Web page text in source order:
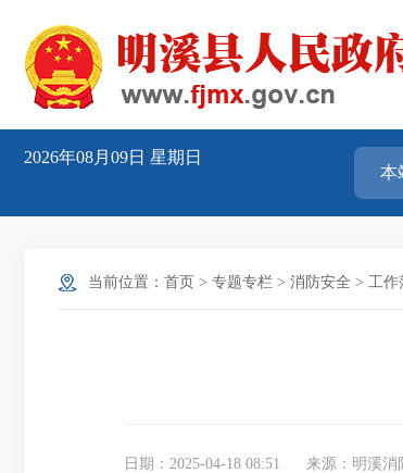
2026年08月09日 星期日
当前位置： 首页 > 专题专栏 > 消防安全 > 工作
日期：2025-04-18 08:51 来源：明溪消